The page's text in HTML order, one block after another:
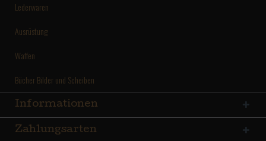
Lederwaren
Ausrüstung
Waffen
Bücher Bilder und Scheiben
Informationen
Zahlungsarten